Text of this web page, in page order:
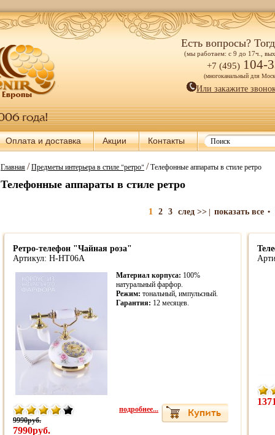
Есть вопросы?
(мы работаем: с 9 до 17ч.,
+7 (495) 104-
(многоканальный для
Или закажите
Оплата и доставка Акции Контакты
Главная/Предметы интерьера в стиле "ретро" /Телефонные аппараты в стиле ретро
Телефонные аппараты в стиле ретро
1 2 3 след >> показать все •
Ретро-телефон "Чайная роза"
Артикул: H-HT06A
Материал корпуса: 100%
натуральный фарфор.
Режим: тональный, импульсный.
Гарантия: 12 месяцев.
9990руб.
7990руб.
подробнее...